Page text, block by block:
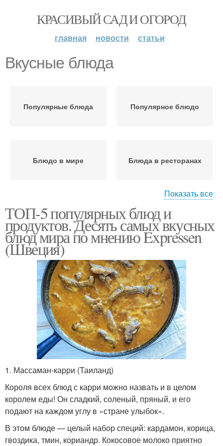
КРАСИВЫЙ САД И ОГОРОД
главная новости статьи
Вкусные блюда
Популярные блюда Популярное блюдо
Блюдо в мире Блюда в ресторанах
Мясные блюда Блюдо в россии
Национальные блюда Вкусные рецепты
Блюда из картофеля
Показать все
ТОП-5 популярных блюд и
продуктов. Десять самых вкусных
блюд мира по мнению Expressen
(Швеция)
1. Массаман-карри (Таиланд)
Короля всех блюд с карри можно назвать и в целом
королем еды! Он сладкий, соленый, пряный, и его
подают на каждом углу в «стране улыбок».
В этом блюде — целый набор специй: кардамон, корица,
гвоздика, тмин, кориандр. Кокосовое молоко приятно